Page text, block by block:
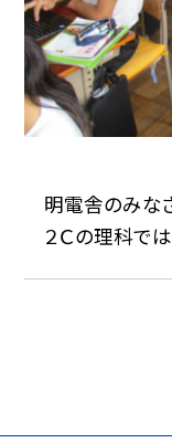
明電舎のみな
２Ｃの理科では